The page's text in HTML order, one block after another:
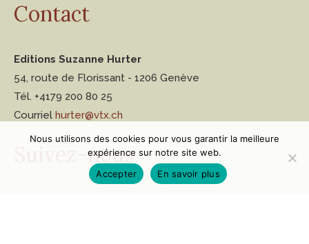
Contact
Editions Suzanne Hurter
54, route de Florissant - 1206 Genève
Tél. +4179 200 80 25
Courriel hurter@vtx.ch
Suivez-nous
Nous utilisons des cookies pour vous garantir la meilleure
expérience sur notre site web.
Accepter
En savoir plus